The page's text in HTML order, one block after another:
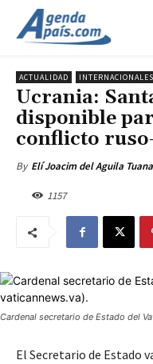
ACTUALIDAD INTERNACIONALES
Ucrania:
disponible
conflicto
By Elí Joacim del Aguila
1157
Cardenal secretario de Estado del
El Secretario de Estado